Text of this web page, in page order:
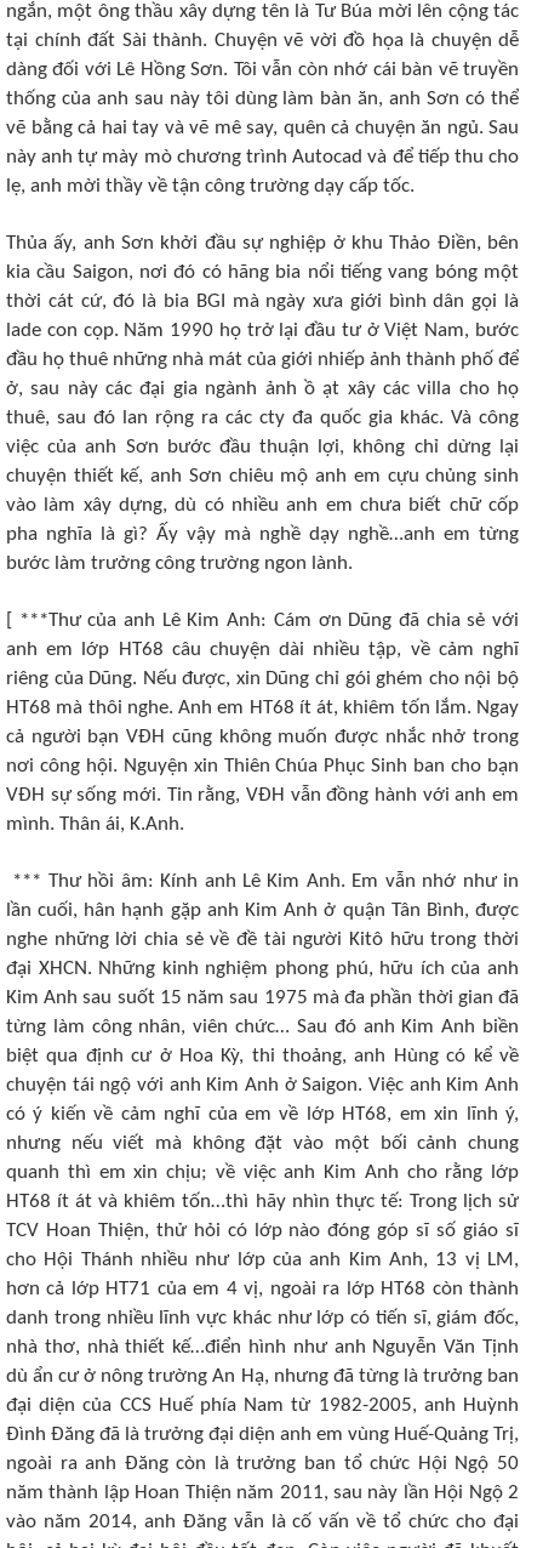
ngắn, một ông thầu xây dựng tên là Tư Búa mời lên cộng tác
tại chính đất Sài thành. Chuyện vẽ vời đồ họa là chuyện dễ
dàng đối với Lê Hồng Sơn. Tôi vẫn còn nhớ cái bàn vẽ truyền
thống của anh sau này tôi dùng làm bàn ăn, anh Sơn có thể
vẽ bằng cả hai tay và vẽ mê say, quên cả chuyện ăn ngủ. Sau
này anh tự mày mò chương trình Autocad và để tiếp thu cho
lẹ, anh mời thầy về tận công trường dạy cấp tốc.
Thủa ấy, anh Sơn khởi đầu sự nghiệp ở khu Thảo Điền, bên
kia cầu Saigon, nơi đó có hãng bia nổi tiếng vang bóng một
thời cát cứ, đó là bia BGI mà ngày xưa giới bình dân gọi là
lade con cọp. Năm 1990 họ trở lại đầu tư ở Việt Nam, bước
đầu họ thuê những nhà mát của giới nhiếp ảnh thành phố để
ở, sau này các đại gia ngành ảnh ồ ạt xây các villa cho họ
thuê, sau đó lan rộng ra các cty đa quốc gia khác. Và công
việc của anh Sơn bước đầu thuận lợi, không chỉ dừng lại
chuyện thiết kế, anh Sơn chiêu mộ anh em cựu chủng sinh
vào làm xây dựng, dù có nhiều anh em chưa biết chữ cốp
pha nghĩa là gì? Ấy vậy mà nghề dạy nghề…anh em từng
bước làm trưởng công trường ngon lành.
[ ***Thư của anh Lê Kim Anh: Cám ơn Dũng đã chia sẻ với
anh em lớp HT68 câu chuyện dài nhiều tập, về cảm nghĩ
riêng của Dũng. Nếu được, xin Dũng chỉ gói ghém cho nội bộ
HT68 mà thôi nghe. Anh em HT68 ít át, khiêm tốn lắm. Ngay
cả người bạn VĐH cũng không muốn được nhắc nhở trong
nơi công hội. Nguyện xin Thiên Chúa Phục Sinh ban cho bạn
VĐH sự sống mới. Tin rằng, VĐH vẫn đồng hành với anh em
mình. Thân ái, K.Anh.
*** Thư hồi âm: Kính anh Lê Kim Anh. Em vẫn nhớ như in
lần cuối, hân hạnh gặp anh Kim Anh ở quận Tân Bình, được
nghe những lời chia sẻ về đề tài người Kitô hữu trong thời
đại XHCN. Những kinh nghiệm phong phú, hữu ích của anh
Kim Anh sau suốt 15 năm sau 1975 mà đa phần thời gian đã
từng làm công nhân, viên chức… Sau đó anh Kim Anh biền
biệt qua định cư ở Hoa Kỳ, thi thoảng, anh Hùng có kể về
chuyện tái ngộ với anh Kim Anh ở Saigon. Việc anh Kim Anh
có ý kiến về cảm nghĩ của em về lớp HT68, em xin lĩnh ý,
nhưng nếu viết mà không đặt vào một bối cảnh chung
quanh thì em xin chịu; về việc anh Kim Anh cho rằng lớp
HT68 ít át và khiêm tốn…thì hãy nhìn thực tế: Trong lịch sử
TCV Hoan Thiện, thử hỏi có lớp nào đóng góp sĩ số giáo sĩ
cho Hội Thánh nhiều như lớp của anh Kim Anh, 13 vị LM,
hơn cả lớp HT71 của em 4 vị, ngoài ra lớp HT68 còn thành
danh trong nhiều lĩnh vực khác như lớp có tiến sĩ, giám đốc,
nhà thơ, nhà thiết kế…điển hình như anh Nguyễn Văn Tịnh
dù ẩn cư ở nông trường An Hạ, nhưng đã từng là trưởng ban
đại diện của CCS Huế phía Nam từ 1982-2005, anh Huỳnh
Đình Đăng đã là trưởng đại diện anh em vùng Huế-Quảng Trị,
ngoài ra anh Đăng còn là trưởng ban tổ chức Hội Ngộ 50
năm thành lập Hoan Thiện năm 2011, sau này lần Hội Ngộ 2
vào năm 2014, anh Đăng vẫn là cố vấn về tổ chức cho đại